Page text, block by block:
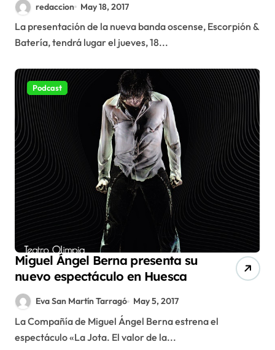
redaccion May 18, 2017
La presentación de la nueva banda oscense, Escorpión &
Batería, tendrá lugar el jueves, 18...
Podcast
Miguel Ángel Berna presenta su
nuevo espectáculo en Huesca
Eva San Martín Tarragó May 5, 2017
La Compañía de Miguel Ángel Berna estrena el
espectáculo «La Jota. El valor de la...